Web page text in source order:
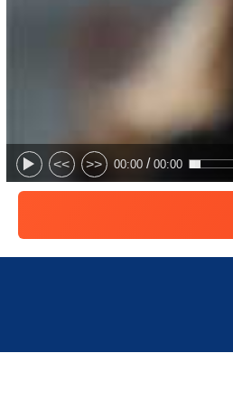
<< >> 00:00 / 00:00